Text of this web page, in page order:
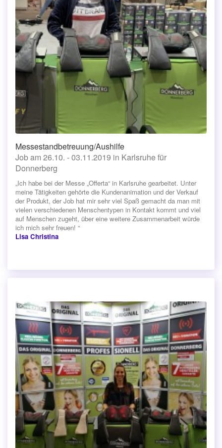
Messestandbetreuung/Aushilfe
Job am 26.10. - 03.11.2019 in Karlsruhe für
Donnerberg
„Ich habe bei der Messe „Offerta“ in Karlsruhe gearbeitet. Unter
meine Tätigkeiten gehörte die Kundenanimation und der Verkauf
der Produkt, der Job hat mir sehr viel Spaß gemacht da man mit
vielen verschiedenen Menschentypen in Kontakt kommt und viel
auf Menschen zugeht, über eine weitere Zusammenarbeit würde
ich mich sehr freuen! “
Lisa Christina